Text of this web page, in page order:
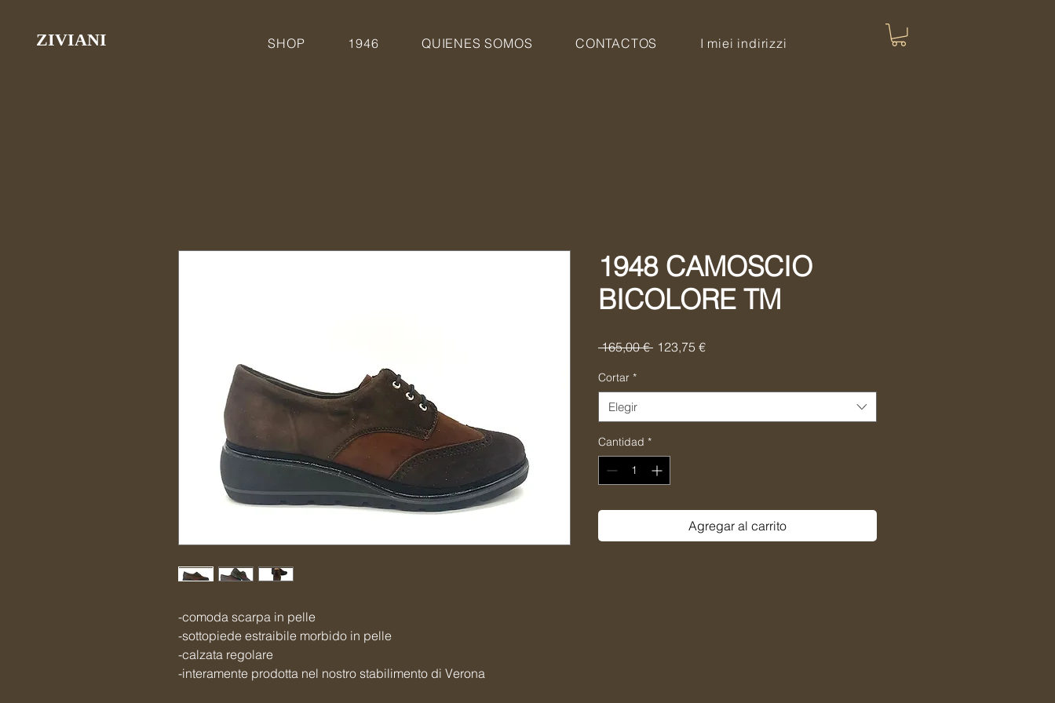
ZIVIANI SHOP 1946 QUIENES SOMOS CONTACTOS I miei indirizzi
-comoda scarpa in pelle
-sottopiede estraibile morbido in pelle
-calzata regolare
-interamente prodotta nel nostro stabilimento di Verona
1948 CAMOSCIO
BICOLORE TM
165,00 € Precio
123,75 €Precio
Cortar *
Elegir
Cantidad *
Agregar al carrito